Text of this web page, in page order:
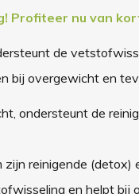
! Profiteer nu van
de
bij overgewicht en
ondersteunt de
reinigende (detox)
en helpt bij